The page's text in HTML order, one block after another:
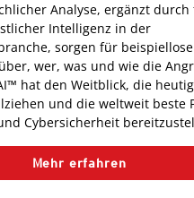
Analyse, ergänzt durch
Intelligenz in der
sorgen für beispiellose
wer, was und wie die
hat den Weitblick, die
und die weltweit beste
Cybersicherheit
Mehr erfahren